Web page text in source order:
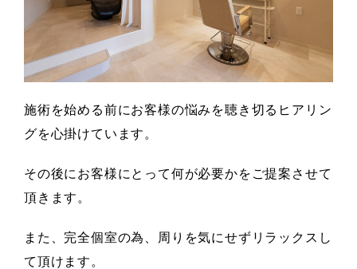
施術を始める前にお客様の悩みを聴き切るヒアリン
グを心掛けています。
その後にお客様にとって何が必要かをご提案させて
頂きます。
また、完全個室の為、周りを気にせずリラックスし
て頂けます。